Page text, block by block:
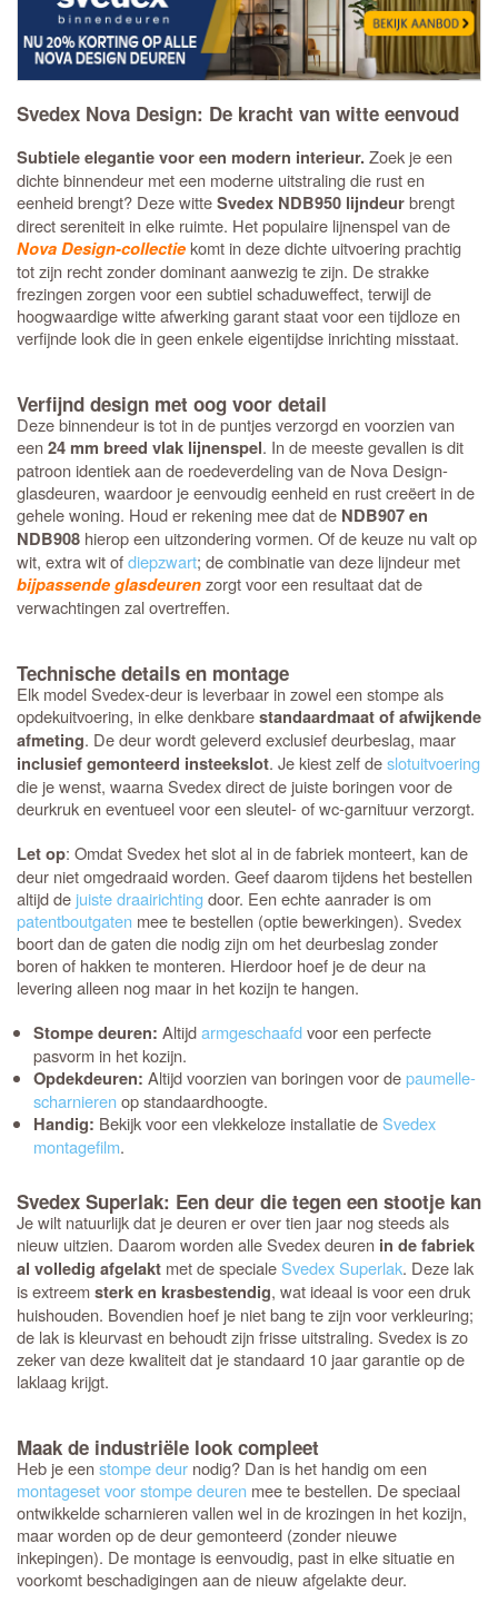
Svedex Nova Design: De kracht van witte eenvoud
Subtiele elegantie voor een modern interieur. Zoek je een
dichte binnendeur met een moderne uitstraling die rust en
eenheid brengt? Deze witteSvedex NDB950 lijndeurbrengt
direct sereniteit in elke ruimte. Het populaire lijnenspel van de
Nova Design-collectiekomt in deze dichte uitvoering prachtig
tot zijn recht zonder dominant aanwezig te zijn. De strakke
frezingen zorgen voor een subtiel schaduweffect, terwijl de
hoogwaardige witte afwerking garant staat voor een tijdloze en
verfijnde look die in geen enkele eigentijdse inrichting misstaat.
Verfijnd design met oog voor detail
Deze binnendeur is tot in de puntjes verzorgd en voorzien van
een24 mm breed vlak lijnenspel. In de meeste gevallen is dit
patroon identiek aan de roedeverdeling van de Nova Design-
glasdeuren, waardoor je eenvoudig eenheid en rust creëert in de
gehele woning. Houd er rekening mee dat de NDB907 en
NDB908 hierop een uitzondering vormen. Of de keuze nu valt op
wit, extra wit ofdiepzwart; de combinatie van deze lijndeur met
bijpassende glasdeurenzorgt voor een resultaat dat de
verwachtingen zal overtreffen.
Technische details en montage
Elk model Svedex-deur is leverbaar in zowel een stompe als
opdekuitvoering, in elke denkbarestandaardmaat of afwijkende
afmeting. De deur wordt geleverd exclusief deurbeslag, maar
inclusief gemonteerd insteekslot. Je kiest zelf deslotuitvoering
die je wenst, waarna Svedex direct de juiste boringen voor de
deurkruk en eventueel voor een sleutel- of wc-garnituur verzorgt.
Let op: Omdat Svedex het slot al in de fabriek monteert, kan de
deur niet omgedraaid worden. Geef daarom tijdens het bestellen
altijd de juiste draairichtingdoor. Een echte aanrader is om
patentboutgaten mee te bestellen (optie bewerkingen). Svedex
boort dan de gaten die nodig zijn om het deurbeslag zonder
boren of hakken te monteren. Hierdoor hoef je de deur na
levering alleen nog maar in het kozijn te hangen.
Stompe deuren: Altijdarmgeschaafdvoor een perfecte
pasvorm in het kozijn.
Opdekdeuren: Altijd voorzien van boringen voor depaumelle-
scharnieren op standaardhoogte.
Handig: Bekijk voor een vlekkeloze installatie deSvedex
montagefilm.
Svedex Superlak: Een deur die tegen een stootje kan
Je wilt natuurlijk dat je deuren er over tien jaar nog steeds als
nieuw uitzien. Daarom worden alle Svedex deuren in de fabriek
al volledig afgelakt met de specialeSvedex Superlak. Deze lak
is extreemsterk en krasbestendig, wat ideaal is voor een druk
huishouden. Bovendien hoef je niet bang te zijn voor verkleuring;
de lak is kleurvast en behoudt zijn frisse uitstraling. Svedex is zo
zeker van deze kwaliteit dat je standaard 10 jaar garantie op de
laklaag krijgt.
Maak de industriële look compleet
Heb je eenstompe deur nodig? Dan is het handig om een
montageset voor stompe deuren mee te bestellen. De speciaal
ontwikkelde scharnieren vallen wel in de krozingen in het kozijn,
maar worden op de deur gemonteerd (zonder nieuwe
inkepingen). De montage is eenvoudig, past in elke situatie en
voorkomt beschadigingen aan de nieuw afgelakte deur.